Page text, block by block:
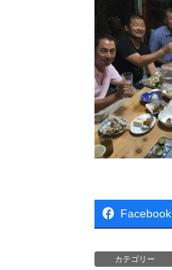
Facebook
カテゴリー